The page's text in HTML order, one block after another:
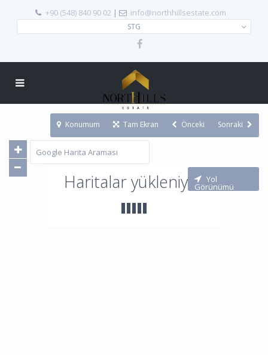
+90 (548) 840 90 02 | info@northhillsestate.com
STG
Haritalar yükleniyor
Konumum Tam Ekran Önceki Sonraki
Yol
Görünümü